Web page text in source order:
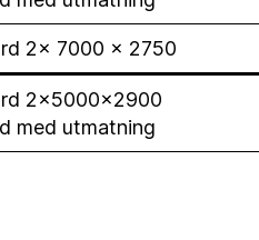
2x 7000 x 2750
2x5000x2900
med utmatning